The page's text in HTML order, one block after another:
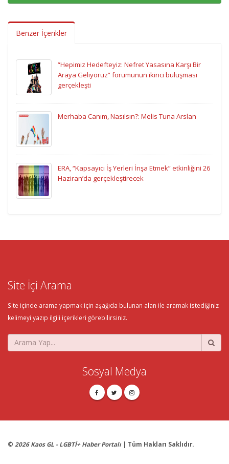
Benzer İçerikler
“Hepimiz Hedefteyiz: Nefret Yasasına Karşı Bir
Araya Geliyoruz” forumunun ikinci buluşması
gerçekleşti
Merhaba Canım, Nasılsın?: Melis Tuna Arslan
ERA, “Kapsayıcı İş Yerleri İnşa Etmek” etkinliğini 26
Haziran’da gerçekleştirecek
Site İçi Arama
Site içinde arama yapmak için aşağıda bulunan alan ile aramak istediğiniz
kelimeyi yazıp ilgili içerikleri görebilirsiniz.
Sosyal Medya
© 2026 Kaos GL - LGBTİ+ Haber Portalı | Tüm Hakları Saklıdır.